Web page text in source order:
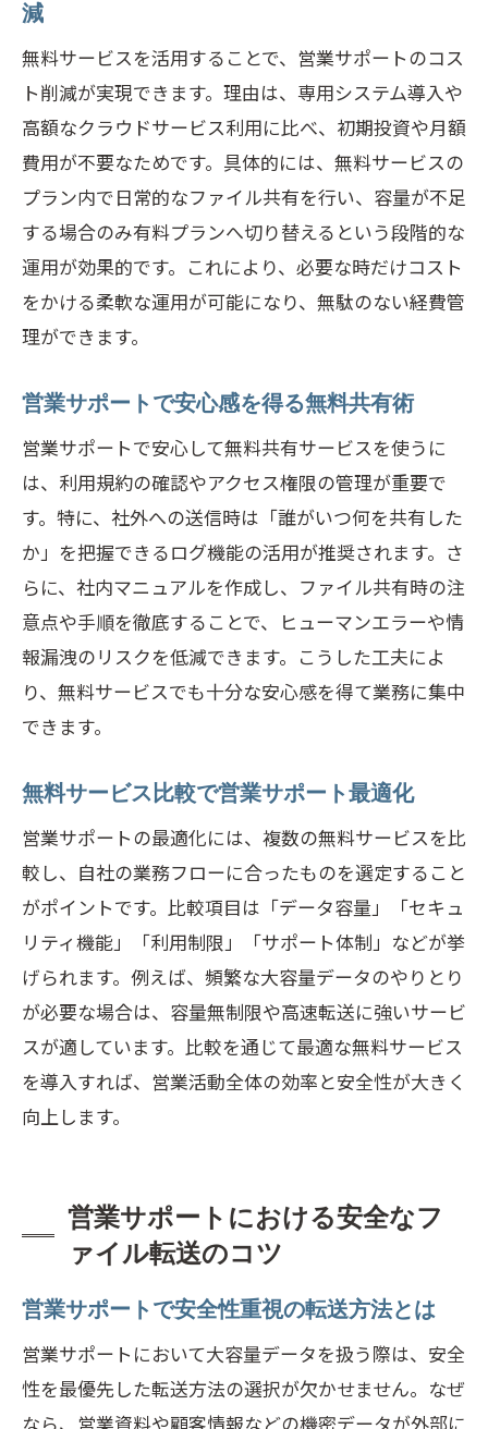
減
無料サービスを活用することで、営業サポートのコス
ト削減が実現できます。理由は、専用システム導入や
高額なクラウドサービス利用に比べ、初期投資や月額
費用が不要なためです。具体的には、無料サービスの
プラン内で日常的なファイル共有を行い、容量が不足
する場合のみ有料プランへ切り替えるという段階的な
運用が効果的です。これにより、必要な時だけコスト
をかける柔軟な運用が可能になり、無駄のない経費管
理ができます。
営業サポートで安心感を得る無料共有術
営業サポートで安心して無料共有サービスを使うに
は、利用規約の確認やアクセス権限の管理が重要で
す。特に、社外への送信時は「誰がいつ何を共有した
か」を把握できるログ機能の活用が推奨されます。さ
らに、社内マニュアルを作成し、ファイル共有時の注
意点や手順を徹底することで、ヒューマンエラーや情
報漏洩のリスクを低減できます。こうした工夫によ
り、無料サービスでも十分な安心感を得て業務に集中
できます。
無料サービス比較で営業サポート最適化
営業サポートの最適化には、複数の無料サービスを比
較し、自社の業務フローに合ったものを選定すること
がポイントです。比較項目は「データ容量」「セキュ
リティ機能」「利用制限」「サポート体制」などが挙
げられます。例えば、頻繁な大容量データのやりとり
が必要な場合は、容量無制限や高速転送に強いサービ
スが適しています。比較を通じて最適な無料サービス
を導入すれば、営業活動全体の効率と安全性が大きく
向上します。
営業サポートにおける安全なフ
ァイル転送のコツ
営業サポートで安全性重視の転送方法とは
営業サポートにおいて大容量データを扱う際は、安全
性を最優先した転送方法の選択が欠かせません。なぜ
なら、営業資料や顧客情報などの機密データが外部に